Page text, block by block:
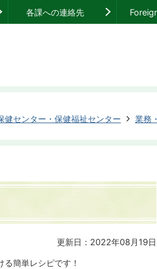
各課への連絡先
健センター・保健福祉センター 業務
更新日：2022年08月19日
簡単レシピです！